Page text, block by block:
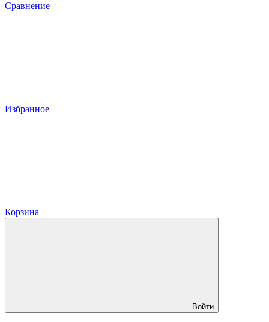
Сравнение
Избранное
Корзина
Войти